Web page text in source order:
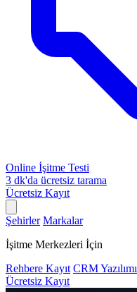
Online İşitme Testi
3 dk'da ücretsiz tarama
Ücretsiz Kayıt
Şehirler Markalar
İşitme Merkezleri İçin
Rehbere Kayıt CRM Yazılımı
Ücretsiz Kayıt